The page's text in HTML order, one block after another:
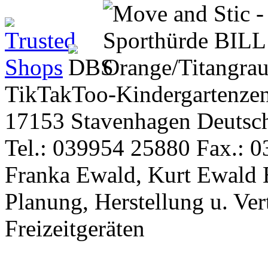
TikTakToo-
17153 Stavenhagen
Tel.: 039954 25880 Fax.:
Franka Ewald, Kurt Ewald
Planung, Herstellung u.
Freizeitgeräten